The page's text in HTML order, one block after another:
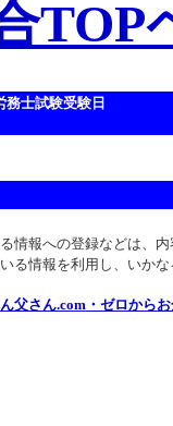
TOP
務士試験受験日
情報への登録などは、
る情報を利用し、いか
父さん.com・ゼロから